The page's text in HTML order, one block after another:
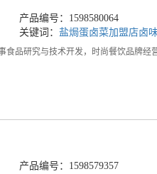
产品编号：1598580064
关键词： 盐焗蛋卤菜加盟店卤
品研究与技术开发，时尚餐饮品牌
产品编号：1598579357